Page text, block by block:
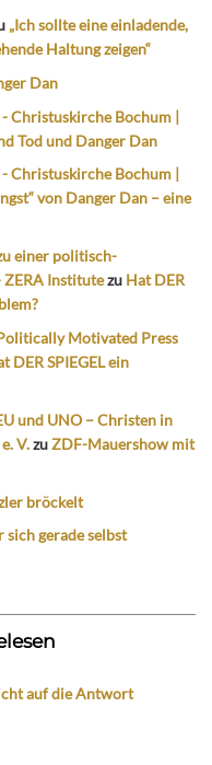
„Ich sollte eine einladende,
Haltung zeigen“
Dan
Christuskirche Bochum |
Tod und Danger Dan
Christuskirche Bochum |
von Danger Dan – eine
einer politisch-
ZERA Institutezu Hat DER
Motivated Press
DER SPIEGEL ein
und UNO – Christen in
V.zuZDF-Mauershow mit
bröckelt
sich gerade selbst
auf die Antwort